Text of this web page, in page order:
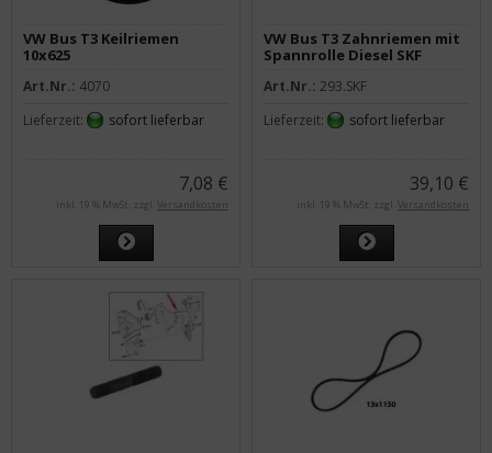
VW Bus T3 Keilriemen
10x625
Art.Nr.: 4070
Lieferzeit:
sofort lieferbar
7,08 €
inkl. 19 % MwSt. zzgl. Versandkosten
VW Bus T3 Zahnriemen mit
Spannrolle Diesel SKF
Art.Nr.: 293.SKF
Lieferzeit:
sofort lieferbar
39,10 €
inkl. 19 % MwSt. zzgl. Versandkosten